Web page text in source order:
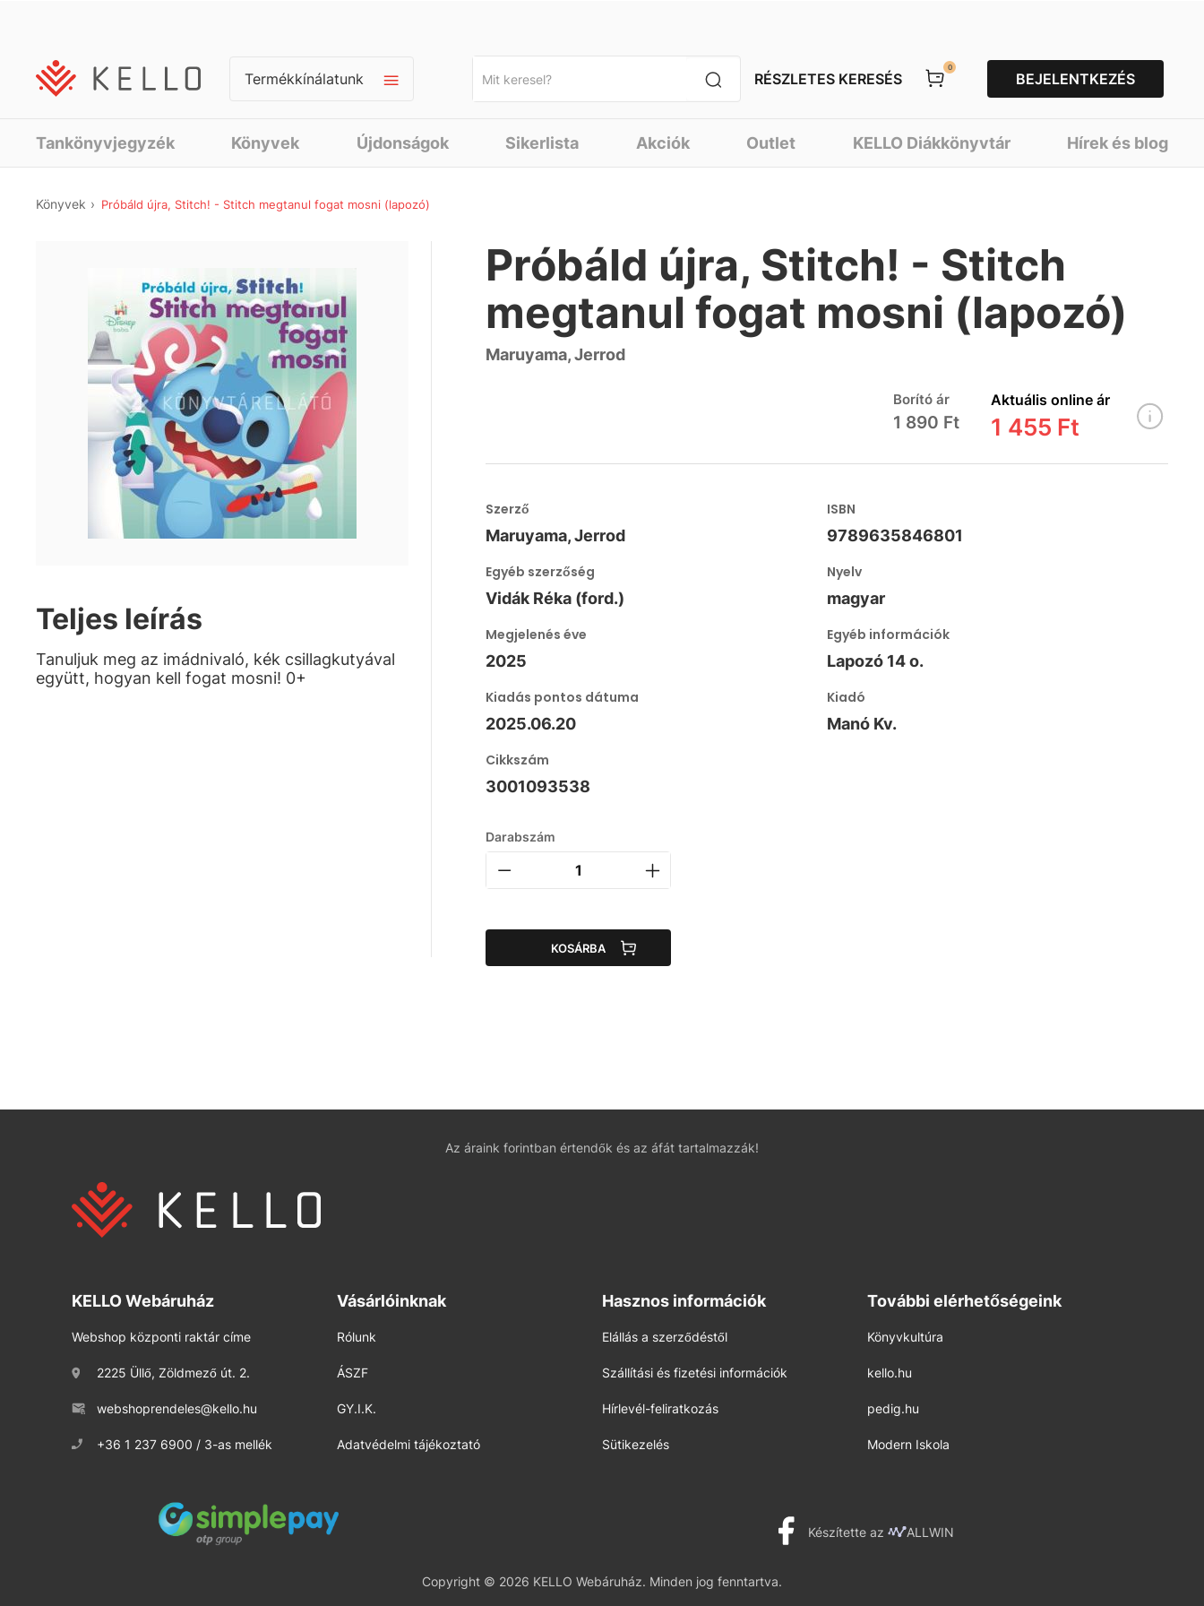
Termékkínálatunk RÉSZLETES KERESÉS
0
BEJELENTKEZÉS
Tankönyvjegyzék Könyvek Újdonságok Sikerlista Akciók Outlet KELLO Diákkönyvtár Hírek és blog
Könyvek Próbáld újra, Stitch! - Stitch megtanul fogat mosni (lapozó)
Teljes leírás
Tanuljuk meg az imádnivaló, kék csillagkutyával
együtt, hogyan kell fogat mosni! 0+
Próbáld újra, Stitch! - Stitch
megtanul fogat mosni (lapozó)
Maruyama, Jerrod
Borító ár
1 890 Ft
Aktuális online ár
1 455 Ft
Szerző
Maruyama, Jerrod
ISBN
9789635846801
Egyéb szerzőség
Vidák Réka (ford.)
Nyelv
magyar
Megjelenés éve
2025
Egyéb információk
Lapozó 14 o.
Kiadás pontos dátuma
2025.06.20
Kiadó
Manó Kv.
Cikkszám
3001093538
Darabszám
KOSÁRBA
Az áraink forintban értendők és az áfát tartalmazzák!
KELLO Webáruház
Webshop központi raktár címe
2225 Üllő, Zöldmező út. 2.
webshoprendeles@kello.hu
+36 1 237 6900 / 3-as mellék
Vásárlóinknak
Rólunk
ÁSZF
GY.I.K.
Adatvédelmi tájékoztató
Hasznos információk
Elállás a szerződéstől
Szállítási és fizetési információk
Hírlevél-feliratkozás
Sütikezelés
További elérhetőségeink
Könyvkultúra
kello.hu
pedig.hu
Modern Iskola
Készítette az ALLWIN
Copyright © 2026 KELLO Webáruház. Minden jog fenntartva.